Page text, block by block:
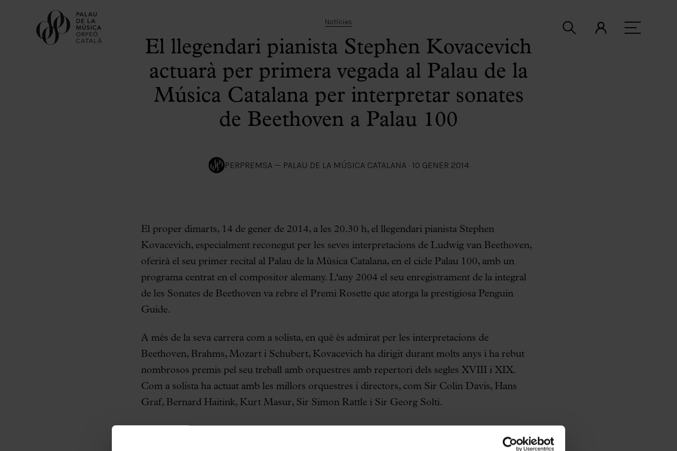
Notícies
El llegendari pianista Stephen Kovacevich
actuarà per primera vegada al Palau de la
Música Catalana per interpretar sonates
de Beethoven a Palau 100
PERPREMSA — PALAU DE LA MÚSICA CATALANA · 10 GENER 2014
El proper dimarts, 14 de gener de 2014, a les 20.30 h, el llegendari pianista Stephen
Kovacevich, especialment reconegut per les seves interpretacions de Ludwig van Beethoven,
oferirà el seu primer recital al Palau de la Música Catalana, en el cicle Palau 100, amb un
programa centrat en el compositor alemany. L'any 2004 el seu enregistrament de la integral
de les Sonates de Beethoven va rebre el Premi Rosette que atorga la prestigiosa Penguin
Guide.
A més de la seva carrera com a solista, en què és admirat per les interpretacions de
Beethoven, Brahms, Mozart i Schubert, Kovacevich ha dirigit durant molts anys i ha rebut
nombrosos premis pel seu treball amb orquestres amb repertori dels segles XVIII i XIX.
Com a solista ha actuat amb les millors orquestres i directors, com Sir Colin Davis, Hans
Graf, Bernard Haitink, Kurt Masur, Sir Simon Rattle i Sir Georg Solti.
una obra de joventut concisa i plena d'originalitat. A continuació Kovacevich abordarà la